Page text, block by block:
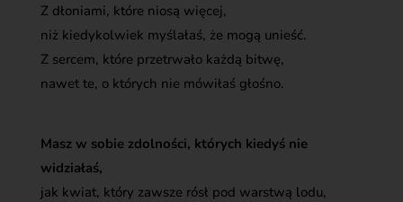
Z dłoniami, które niosą więcej,
niż kiedykolwiek myślałaś, że mogą unieść.
Z sercem, które przetrwało każdą bitwę,
nawet te, o których nie mówiłaś głośno.
Masz w sobie zdolności, których kiedyś nie
widziałaś,
jak kwiat, który zawsze rósł pod warstwą lodu,